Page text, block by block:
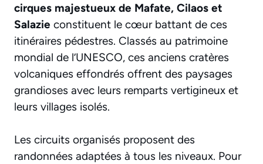
cirques majestueux de Mafate, Cilaos et
Salazie constituent le cœur battant de ces
itinéraires pédestres. Classés au patrimoine
mondial de l’UNESCO, ces anciens cratères
volcaniques effondrés offrent des paysages
grandioses avec leurs remparts vertigineux et
leurs villages isolés.
Les circuits organisés proposent des
randonnées adaptées à tous les niveaux. Pour